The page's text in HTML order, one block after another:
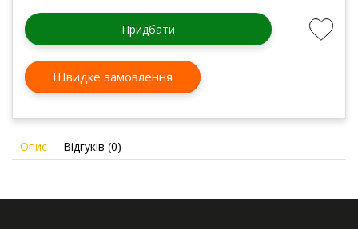
Придбати
Швидке замовлення
Опис Відгуків (0)